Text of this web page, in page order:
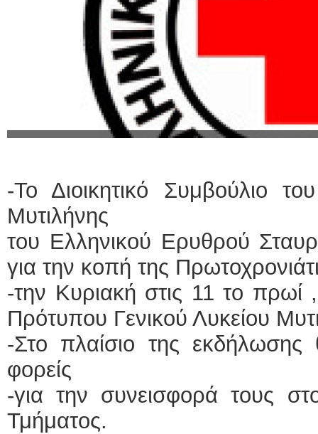
-Το Διοικητικό Συμβούλιο
Μυτιλήνης
του Ελληνικού Ερυθρού
για την κοπή της
-την Κυριακή στις 11 το πρωί
Πρότυπου Γενικού Λυκείου
-Στο πλαίσιο της εκδήλωσης
φορείς
-για την συνεισφορά τους
Τμήματος.